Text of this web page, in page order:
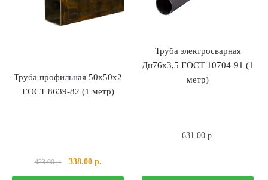
Труба профильная 50х50х2
ГОСТ 8639-82 (1 метр)
423.00р.
Первоначальная
цена
338.00 р.Текущая
цена:
Труба электросварная
Дн76х3,5 ГОСТ 10704-91 (1
метр)
631.00 р.